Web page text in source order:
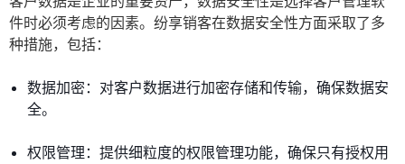
件时必须考虑的因素。纷享销客在数据安全性方面采取了多
种措施，包括：
数据加密：对客户数据进行加密存储和传输，确保数据安
全。
权限管理：提供细粒度的权限管理功能，确保只有授权用